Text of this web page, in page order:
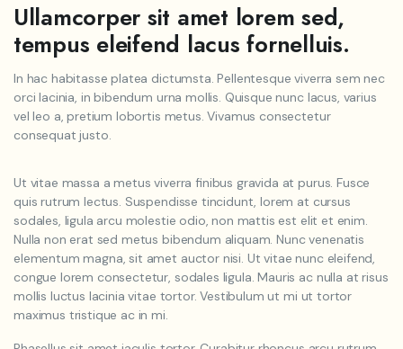
Ullamcorper sit amet lorem sed,
tempus eleifend lacus fornelluis.
In hac habitasse platea dictumsta. Pellentesque viverra sem nec
orci lacinia, in bibendum urna mollis. Quisque nunc lacus, varius
vel leo a, pretium lobortis metus. Vivamus consectetur
consequat justo.
Ut vitae massa a metus viverra finibus gravida at purus. Fusce
quis rutrum lectus. Suspendisse tincidunt, lorem at cursus
sodales, ligula arcu molestie odio, non mattis est elit et enim.
Nulla non erat sed metus bibendum aliquam. Nunc venenatis
elementum magna, sit amet auctor nisi. Ut vitae nunc eleifend,
congue lorem consectetur, sodales ligula. Mauris ac nulla at risus
mollis luctus lacinia vitae tortor. Vestibulum ut mi ut tortor
maximus tristique ac in mi.